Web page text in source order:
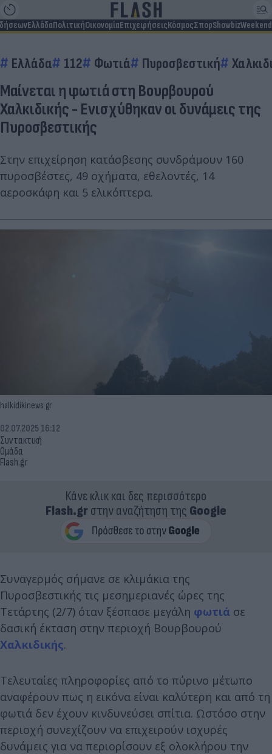
ΕλλάδαΠολιτικήΟικονομίαΕπιχειρήσειςΚόσμοςΣπορShowbizWeekend
Ελλάδα 112 Φωτιά Πυροσβεστική
Μαίνεται η φωτιά στη Βουρβουρού
Χαλκιδικής - Ενισχύθηκαν οι δυνάμεις της
Πυροσβεστικής
Στην επιχείρηση κατάσβεσης συνδράμουν 160
πυροσβέστες, 49 οχήματα, εθελοντές, 14
αεροσκάφη και 5 ελικόπτερα.
halkidikinews.gr
Συντακτική
Ομάδα
Flash.gr
02.07.2025 16:12
Κάνε κλικ και δες περισσότερο
Flash.grστην αναζήτηση της Google
Συναγερμός σήμανε σε κλιμάκια της
Πυροσβεστικής τις μεσημεριανές ώρες της
Τετάρτης (2/7) όταν ξέσπασε μεγάλη φωτιά σε
δασική έκταση στην περιοχή Βουρβουρού
Χαλκιδικής.
Τελευταίες πληροφορίες από το πύρινο μέτωπο
αναφέρουν πως η εικόνα είναι καλύτερη και από τη
φωτιά δεν έχουν κινδυνεύσει σπίτια. Ωστόσο στην
περιοχή συνεχίζουν να επιχειρούν ισχυρές
δυνάμεις για να περιορίσουν εξ ολοκλήρου την